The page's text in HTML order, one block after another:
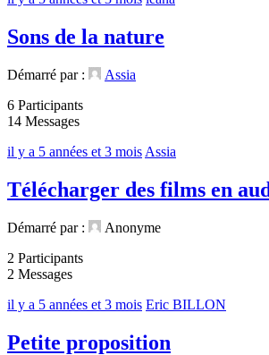
Sons de la nature
Démarré par :
Assia
6 Participants
14 Messages
il y a 5 années et 3 mois Assia
Télécharger des films en
Démarré par :
Anonyme
2 Participants
2 Messages
il y a 5 années et 3 mois Eric BILLON
Petite proposition